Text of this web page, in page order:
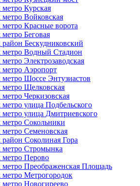
метро Курская
метро Войковская
метро Красные ворота
Беговая
район Бескудниковский
метро Водный Стадион
Электрозаводская
метро Аэропорт
метро Шоссе Энтузиастов
метро Щелковская
Черкизовская
улица Подбельского
метро улица Дмитриевского
метро Сокольники
метро Семеновская
район Соколиная Гора
метро Стромынка
метро Перово
метро Преображенская Площадь
метро Метрогородок
метро Новогиреево